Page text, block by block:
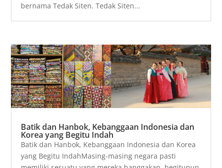
bernama Tedak Siten. Tedak Siten...
Batik dan Hanbok, Kebanggaan Indonesia dan
Korea yang Begitu Indah
Batik dan Hanbok, Kebanggaan Indonesia dan Korea
yang Begitu IndahMasing-masing negara pasti